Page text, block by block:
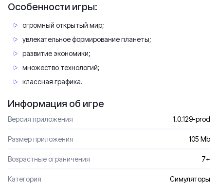
Особенности игры:
огромный открытый мир;
увлекательное формирование планеты;
развитие экономики;
множество технологий;
классная графика.
Информация об игре
Версия приложения 1.0.129-prod
Размер приложения 105 Mb
Возрастные ограничения 7+
Категория Симуляторы